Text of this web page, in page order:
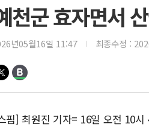
천군 효자면서
년05월16일 11:47 최종수정 :
핌] 최원진 기자= 16일 오전 10